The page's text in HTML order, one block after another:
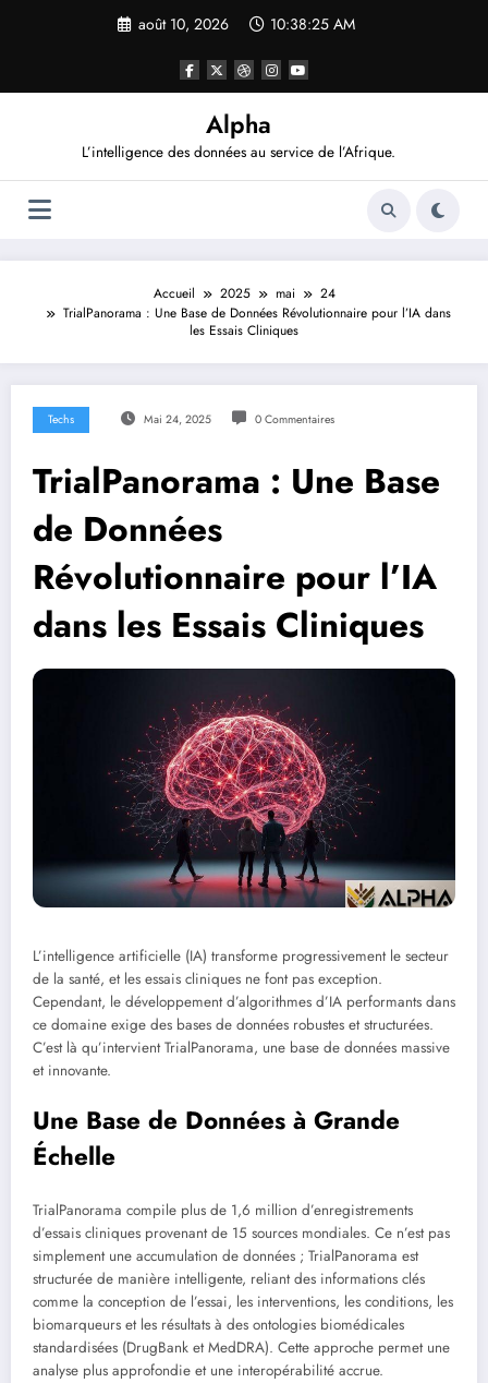
août 10, 2026 10:38:26 AM
Alpha
L’intelligence des données au service de l’Afrique.
Accueil 2025 mai
24
TrialPanorama : Une Base de Données Révolutionnaire pour l’IA dans
les Essais Cliniques
Techs Mai 24, 2025 0 Commentaires
TrialPanorama : Une Base
de Données
Révolutionnaire pour l’IA
dans les Essais Cliniques
L’intelligence artificielle (IA) transforme progressivement le secteur
de la santé, et les essais cliniques ne font pas exception.
Cependant, le développement d’algorithmes d’IA performants dans
ce domaine exige des bases de données robustes et structurées.
C’est là qu’intervient TrialPanorama, une base de données massive
et innovante.
Une Base de Données à Grande
Échelle
TrialPanorama compile plus de 1,6 million d’enregistrements
d’essais cliniques provenant de 15 sources mondiales. Ce n’est pas
simplement une accumulation de données ; TrialPanorama est
structurée de manière intelligente, reliant des informations clés
comme la conception de l’essai, les interventions, les conditions, les
biomarqueurs et les résultats à des ontologies biomédicales
standardisées (DrugBank et MedDRA). Cette approche permet une
analyse plus approfondie et une interopérabilité accrue.